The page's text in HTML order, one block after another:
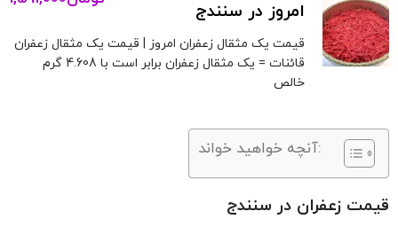
امروز در سنندج
قیمت یک مثقال زعفران امروز | قیمت یک مثقال زعفران
قائنات = یک مثقال زعفران برابر است با 4.608 گرم
خالص
آنچه خواهید خواند:
قیمت زعفران در سنندج